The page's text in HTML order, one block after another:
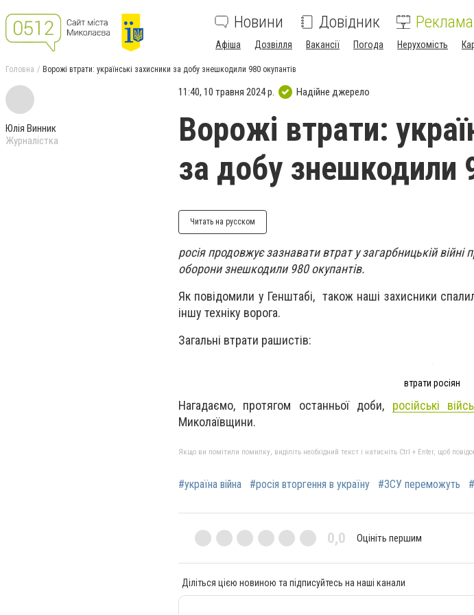
Новини Довідник Реклама
Афіша Дозвілля Вакансії Погода Нерухомість
Головна Ворожі втрати: українські захисники за добу знешкодили 980 окупантів
Юлія Винник
Журналістка
11:40, 10 травня 2024 р. Надійне джерело
Ворожі втрати:
за добу знешкодили
Читать на русском
росія продовжує зазнавати втрат у загарбницькій
оборони знешкодили 980 окупантів.
Як повідомили у Генштабі, також наші захисники
іншу техніку ворога.
Загальні втрати рашистів:
втрати росіян
Нагадаємо, протягом останньої доби, російські
Миколаївщини.
Якщо ви помітили помилку, виділіть необхідний текст і натисніть Ctrl + Enter, щоб
#україна війна #росія вторгення в україну #ЗСУ переможуть
0,0 Оцініть першим
Діліться цією новиною та підписуйтесь на наші канали